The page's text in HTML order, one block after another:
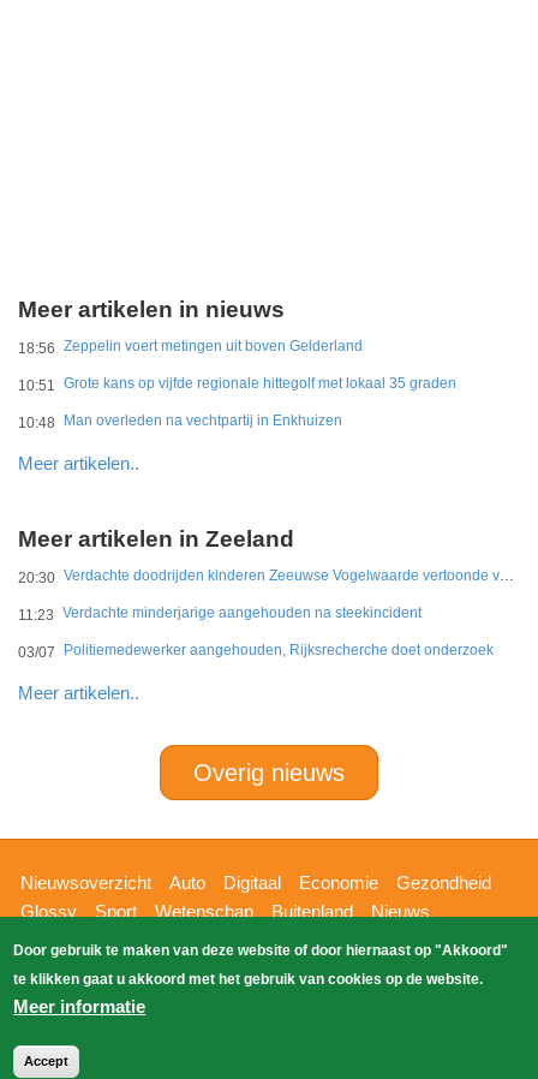
Meer artikelen in nieuws
18:56 Zeppelin voert metingen uit boven Gelderland
10:51 Grote kans op vijfde regionale hittegolf met lokaal 35 graden
10:48 Man overleden na vechtpartij in Enkhuizen
Meer artikelen..
Meer artikelen in Zeeland
20:30 Verdachte doodrijden kinderen Zeeuwse Vogelwaarde vertoonde veel vaker onverantwoord rijgedrag
11:23 Verdachte minderjarige aangehouden na steekincident
03/07 Politiemedewerker aangehouden, Rijksrecherche doet onderzoek
Meer artikelen..
Overig nieuws
Hoofdnavigatie
Nieuwsoverzicht Auto Digitaal Economie
Gezondheid
Glossy
Sport Wetenschap Buitenland
Nieuws
Bizzpress
Blik op 112 Provincies
Weekoverzicht
Zoeken
Copyright Blik Op Nieuws 2026gehost
Door gebruik te maken van deze website of door hiernaast op "Akkoord"
te klikken gaat u akkoord met het gebruik van cookies op de website.
Meer informatie
Accept